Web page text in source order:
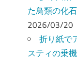
た鳥類の化
2026/03/20
折り紙で
スティの乗